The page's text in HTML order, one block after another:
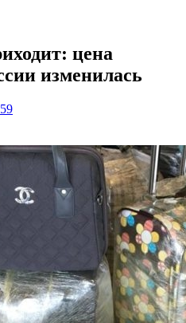
цена
изменилась